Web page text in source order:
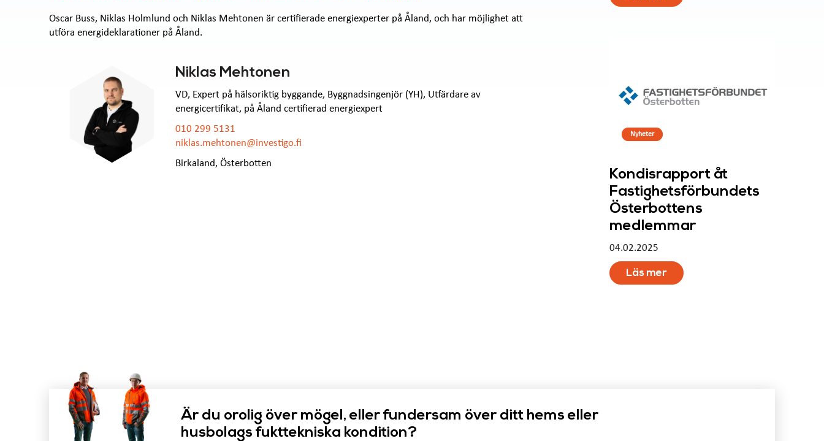
Oscar Buss, Niklas Holmlund och Niklas Mehtonen är certifierade energiexperter på Åland, och har möjlighet att
utföra energideklarationer på Åland.
Niklas Mehtonen
VD, Expert på hälsoriktig byggande, Byggnadsingenjör (YH), Utfärdare av
energicertifikat, på Åland certifierad energiexpert
010 299 5131
niklas.mehtonen@investigo.fi
Birkaland,Österbotten
Nyheter
Kondisrapport åt
Fastighetsförbundets
Österbottens
medlemmar
04.02.2025
Läs mer
Är du orolig över mögel, eller fundersam över ditt hems eller
husbolags fukttekniska kondition?